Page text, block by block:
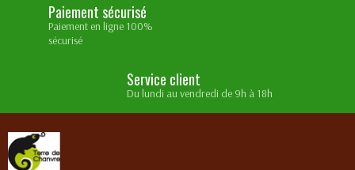
Paiement sécurisé
Paiement en ligne 100%
sécurisé
Service client
Du lundi au vendredi de 9h à 18h